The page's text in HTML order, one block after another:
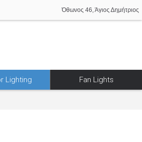
Όθωνος 46, Άγιος Δημήτριος
Lighting Fan Lights